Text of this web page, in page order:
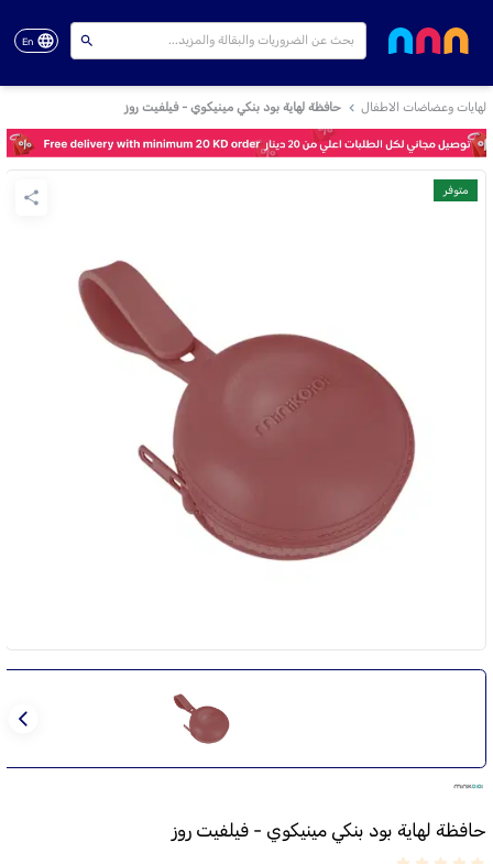
En
لهايات وعضاضات الاطفال حافظة لهاية بود بنكي مينيكوي - فيلفيت روز
متوفر
حافظة لهاية بود بنكي مينيكوي - فيلفيت روز